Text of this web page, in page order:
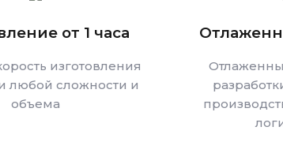
от 1 часа
изготовления
любой сложности и
объема